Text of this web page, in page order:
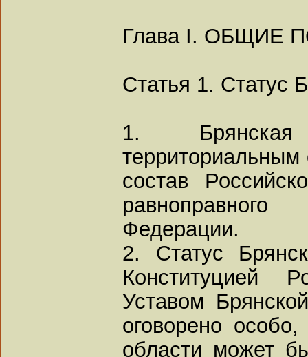
Глава I. ОБЩИЕ
Статья 1. Статус
1. Брянская
состав
Федерации.
2. Статус
Конституцией
Уставом
оговорено
области может